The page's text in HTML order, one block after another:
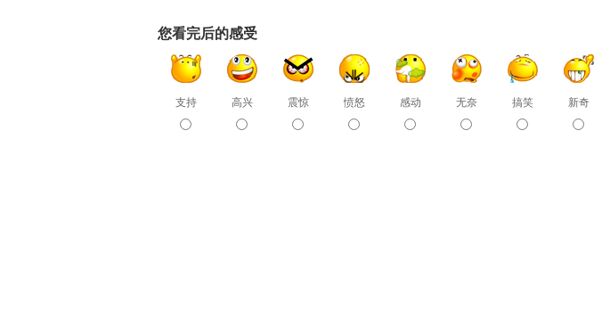
您看完后的感受
支持 高兴 震惊 愤怒 感动 无奈 搞笑 新奇